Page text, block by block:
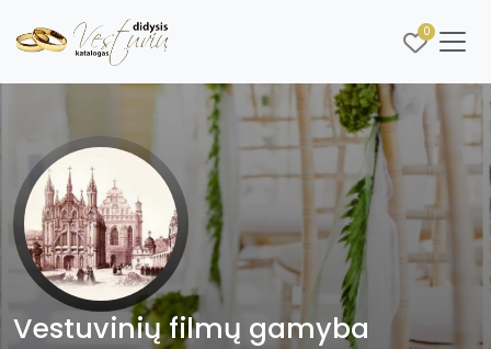
0
Vestuvinių filmų gamyba